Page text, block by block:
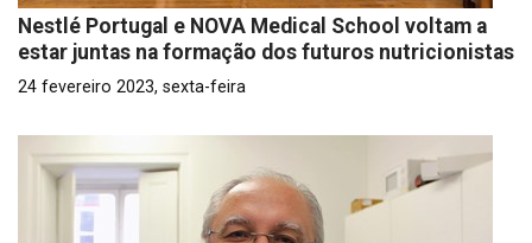
Nestlé Portugal e NOVA Medical School voltam a
estar juntas na formação dos futuros nutricionistas
24 fevereiro 2023, sexta-feira